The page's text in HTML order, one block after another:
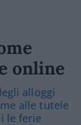
online
alloggi
alle tutele
le ferie